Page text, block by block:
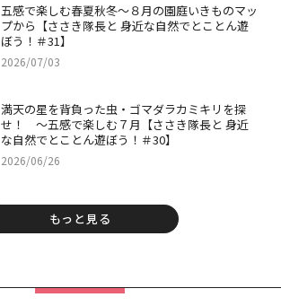
五感で楽しむ春夏秋冬～８月の園庭いきものマッ
プから【ささき隊長と 身近な自然でとことん遊
ぼう！＃31】
2026/07/03
満天の星を背負った虫・ゴマダラカミキリを探
せ！ ～五感で楽しむ７月【ささき隊長と 身近
な自然でとことん遊ぼう！＃30】
2026/06/26
もっと見る